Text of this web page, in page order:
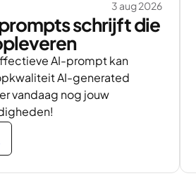
3 aug 2026
schrijft die
AI-prompt kan
AI-generated
vandaag nog jouw